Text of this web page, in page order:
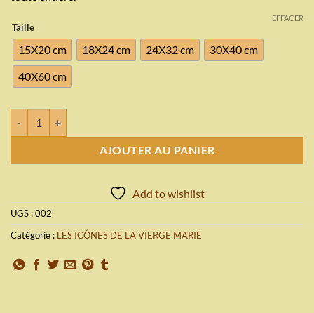
Taille
15X20 cm 18X24 cm 24X32 cm
30X40 cm
40X60 cm
EFFACER
AJOUTER AU PANIER
Add to wishlist
UGS :002
Catégorie : LES ICÔNES DE LA VIERGE MARIE